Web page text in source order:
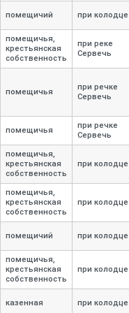
помещичий при колодце
помещичья,
крестьянская
собственность
при реке
Сервечь
помещичья
при речке
Сервечь
помещичья
при речке
Сервечь
помещичья,
крестьянская
собственность
при колодце
помещичья,
крестьянская
собственность
при колодце
помещичий при колодце
помещичья,
крестьянская
собственность
при колодце
казенная при колодце